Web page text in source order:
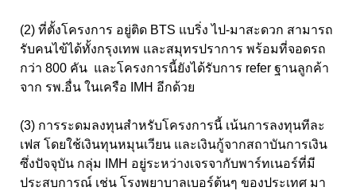
(2) ที่ตั้งโครงการ อยู่ติด BTS แบริ่ง ไป-มาสะดวก สามารถ
รับคนไข้ได้ทั้งกรุงเทพ และสมุทรปราการ พร้อมที่จอดรถ
กว่า 800 คัน และโครงการนี้ยังได้รับการ refer ฐานลูกค้า
จาก รพ.อื่น ในเครือ IMH อีกด้วย
(3) การระดมลงทุนสำหรับโครงการนี้ เน้นการลงทุนทีละ
เฟส โดยใช้เงินทุนหมุนเวียน และเงินกู้จากสถาบันการเงิน
ซึ่งปัจจุบัน กลุ่ม IMH อยู่ระหว่างเจรจากับพาร์ทเนอร์ที่มี
ประสบการณ์ เช่น โรงพยาบาลเบอร์ต้นๆ ของประเทศ มา